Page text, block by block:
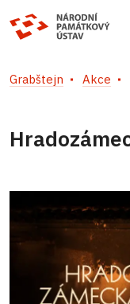
Grabštejn Akce